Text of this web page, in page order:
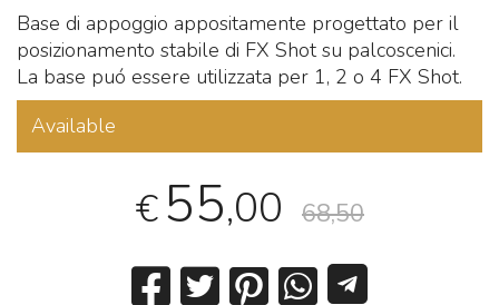
Base di appoggio appositamente progettato per il
posizionamento stabile di FX Shot su palcoscenici.
La base puó essere utilizzata per 1, 2 o 4 FX Shot.
Available
€55,00 68,50